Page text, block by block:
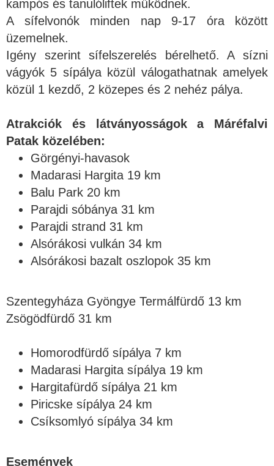
kampós és tanulóliftek működnek.
A sífelvonók minden nap 9-17 óra között
üzemelnek.
Igény szerint sífelszerelés bérelhető. A sízni
vágyók 5 sípálya közül válogathatnak amelyek
közül 1 kezdő, 2 közepes és 2 nehéz pálya.
Atrakciók és látványosságok a Máréfalvi
Patak közelében:
Görgényi-havasok
Madarasi Hargita 19 km
Balu Park 20 km
Parajdi sóbánya 31 km
Parajdi strand 31 km
Alsórákosi vulkán 34 km
Alsórákosi bazalt oszlopok 35 km
Szentegyháza Gyöngye Termálfürdő 13 km
Zsögödfürdő 31 km
Homorodfürdő sípálya 7 km
Madarasi Hargita sípálya 19 km
Hargitafürdő sípálya 21 km
Piricske sípálya 24 km
Csíksomlyó sípálya 34 km
Események